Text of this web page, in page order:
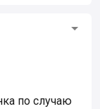
по случаю